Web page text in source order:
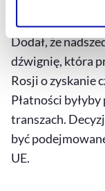
naszejPolityce
Dodał, że
dźwignię, która
Rosji o zyskanie
Płatności
transzach.
być
UE.